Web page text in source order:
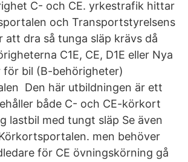
C- och CE. yrkestrafik hittar
och Transportstyrelsens
att dra så tunga släp krävs då
C1E, CE, D1E eller Nya
bil (B-behörigheter)
Den här utbildningen är ett
både C- och CE-körkort
lastbil med tungt släp Se även
men behöver
för CE övningskörning gå